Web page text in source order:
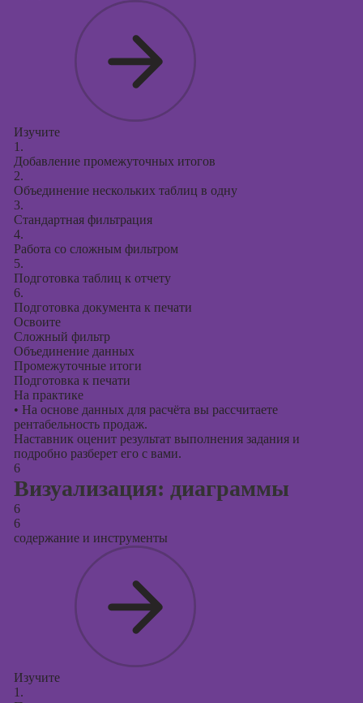
Изучите
1.
Добавление промежуточных итогов
2.
Объединение нескольких таблиц в одну
3.
Стандартная фильтрация
4.
Работа со сложным фильтром
5.
Подготовка таблиц к отчету
6.
Подготовка документа к печати
Освоите
Сложный фильтр
Объединение данных
Промежуточные итоги
Подготовка к печати
На практике
• На основе данных для расчёта вы рассчитаете
рентабельность продаж.
Наставник оценит результат выполнения задания и
подробно разберет его с вами.
6
Визуализация: диаграммы
6
6
содержание и инструменты
Изучите
1.